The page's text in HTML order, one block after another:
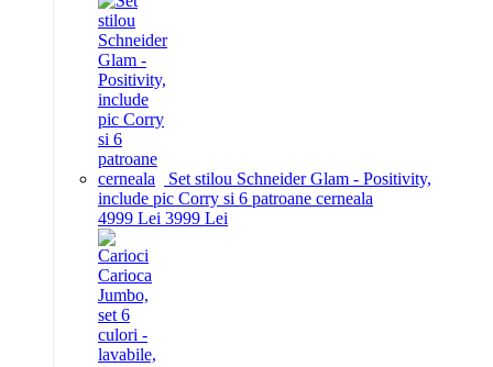
Set stilou Schneider Glam - Positivity,
include pic Corry si 6 patroane cerneala
4999 Lei 3999 Lei